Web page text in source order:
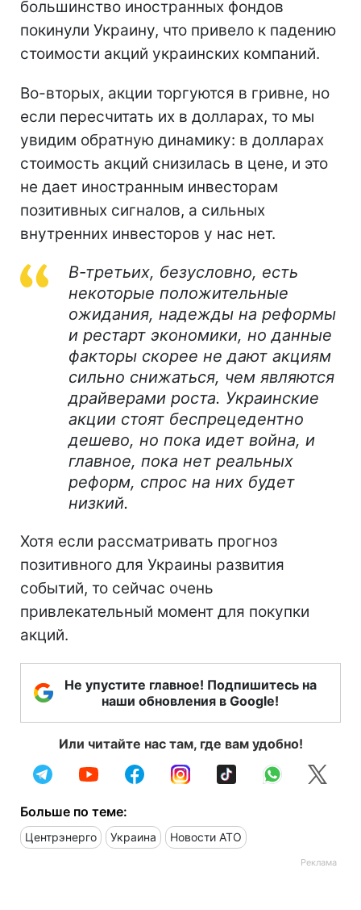
большинство иностранных фондов
покинули Украину, что привело к падению
стоимости акций украинских компаний.
Во-вторых, акции торгуются в гривне, но
если пересчитать их в долларах, то мы
увидим обратную динамику: в долларах
стоимость акций снизилась в цене, и это
не дает иностранным инвесторам
позитивных сигналов, а сильных
внутренних инвесторов у нас нет.
В-третьих, безусловно, есть
некоторые положительные
ожидания, надежды на реформы
и рестарт экономики, но данные
факторы скорее не дают акциям
сильно снижаться, чем являются
драйверами роста. Украинские
акции стоят беспрецедентно
дешево, но пока идет война, и
главное, пока нет реальных
реформ, спрос на них будет
низкий.
Хотя если рассматривать прогноз
позитивного для Украины развития
событий, то сейчас очень
привлекательный момент для покупки
акций.
Не упустите главное! Подпишитесь на
наши обновления в Google!
Или читайте нас там, где вам удобно!
Больше по теме:
Центрэнерго Украина Новости АТО